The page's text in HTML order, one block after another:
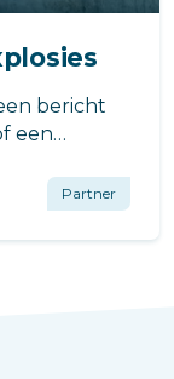
bericht
een
Partner